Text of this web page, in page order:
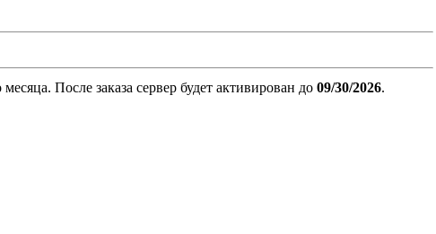
После заказа сервер будет активирован до 09/30/2026.